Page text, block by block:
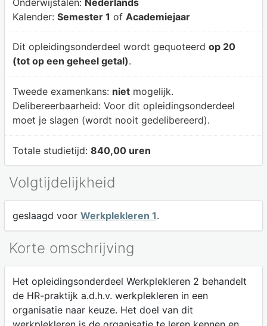
Kalender: Semester 1 of Academiejaar
Dit opleidingsonderdeel wordt gequoteerd op 20
(tot op een geheel getal).
Tweede examenkans: nietmogelijk.
Delibereerbaarheid: Voor dit opleidingsonderdeel
moet je slagen (wordt nooit gedelibereerd).
Totale studietijd: 840,00 uren
Volgtijdelijkheid
geslaagd voor Werkplekleren 1.
Korte omschrijving
Het opleidingsonderdeel Werkplekleren 2 behandelt
de HR-praktijk a.d.h.v. werkplekleren in een
organisatie naar keuze. Het doel van dit